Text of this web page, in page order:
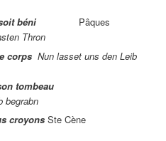
béni
Pâques
Thron
corps Nun lasset uns den Leib
tombeau
croyons Ste Cène